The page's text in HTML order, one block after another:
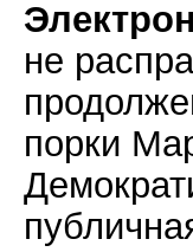
не
порки